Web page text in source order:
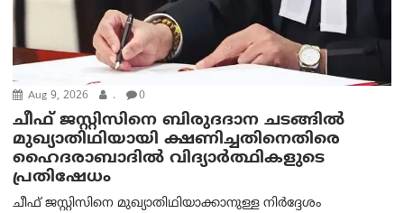
Aug 9, 2026 . 0
ചീഫ് ജസ്റ്റിസിനെ ബിരുദദാന ചടങ്ങില്‍
മുഖ്യാതിഥിയായി ക്ഷണിച്ചതിനെതിരെ
ഹൈദരാബാദില്‍ വിദ്യാർത്ഥികളുടെ
പ്രതിഷേധം
ചീഫ് ജസ്റ്റിസിനെ മുഖ്യാതിഥിയാക്കാനുള്ള നിർദ്ദേശം